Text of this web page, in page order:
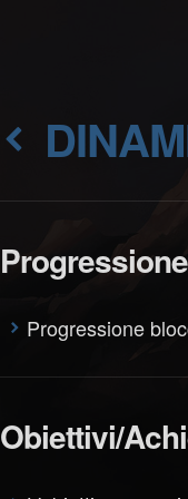
Progressione
Obiettivi/